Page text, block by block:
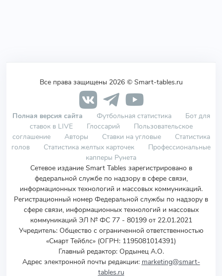
Все права защищены 2026 © Smart-tables.ru
Полная версия сайта Футбольная статистика
Бот для
ставок в LIVE
Глоссарий
Пользовательское
соглашение
Авторы Ставки на угловые
Статистика
голов
Статистика желтых карточек
Профессиональные
капперы Рунета
Сетевое издание Smart Tables зарегистрировано в
федеральной службе по надзору в сфере связи,
информационных технологий и массовых коммуникаций.
Регистрационный номер Федеральной службы по надзору в
сфере связи, информационных технологий и массовых
коммуникаций ЭЛ № ФС 77 - 80199 от 22.01.2021
Учредитель: Общество с ограниченной ответственностью
«Смарт Тейблс» (ОГРН: 1195081014391)
Главный редактор: Ордынец А.О.
Адрес электронной почты редакции: marketing@smart-
tables.ru